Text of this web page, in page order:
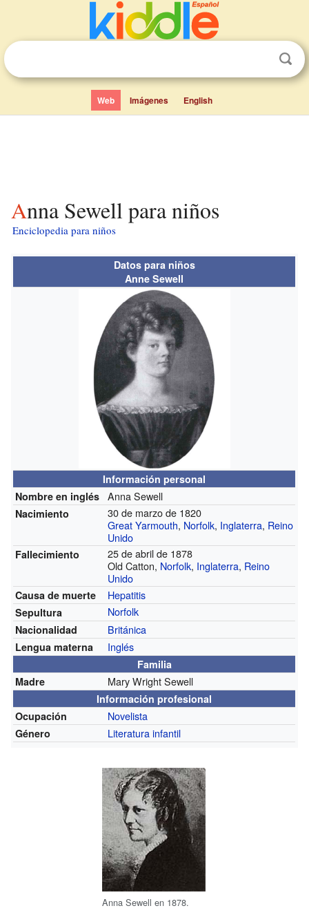
Web Imágenes English
Anna Sewell para niños
Enciclopedia para niños
Datos para niños
Anne Sewell
Información personal
Nombre en inglés
Anna Sewell
Nacimiento
30 de marzo de 1820
Great Yarmouth, Norfolk, Inglaterra, Reino
Unido
Fallecimiento
25 de abril de 1878
Old Catton, Norfolk, Inglaterra, Reino
Unido
Causa de muerte Hepatitis
Sepultura Norfolk
Nacionalidad Británica
Lengua materna Inglés
Familia
Madre
Mary Wright Sewell
Información profesional
Ocupación
Novelista
Género Literatura infantil
Anna Sewell en 1878.